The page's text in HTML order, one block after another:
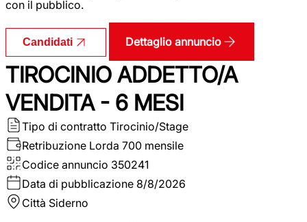
con il pubblico.
Candidati Dettaglio annuncio
TIROCINIO ADDETTO/A
VENDITA - 6 MESI
Tipo di contratto Tirocinio/Stage
Retribuzione Lorda 700 mensile
Codice annuncio 350241
Data di pubblicazione 8/8/2026
Città Siderno